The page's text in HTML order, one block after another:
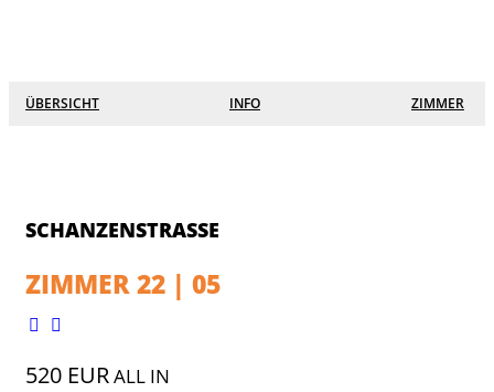
Grüne Stadtterrassen
ÜBERSICHT INFO ZIMMER
SCHANZENSTRASSE
ZIMMER 22 | 05
520 EURALL IN